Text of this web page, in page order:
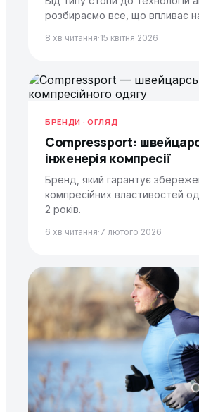
розбираємо все, що впливає
8 хв читання·15 квітня 2026
БРЕНДИ · ОГЛЯД
Compressport:
інженерія компресії
Бренд, який гарантує
компресійних властивостей
2 років.
6 хв читання·7 лютого 2026